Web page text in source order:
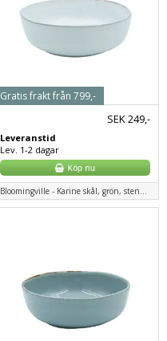
SEK249,-
Leveranstid
Lev. 1-2 dagar
Gratis frakt från 799,-
Bloomingville - Karine skål, grön, stengods